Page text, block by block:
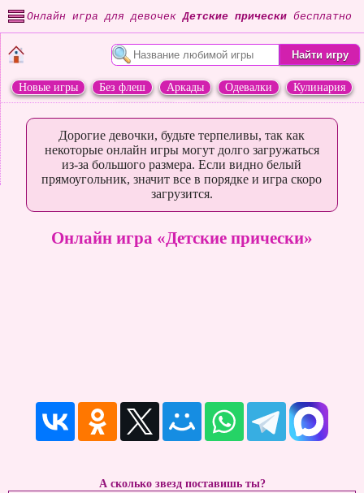
Онлайн игра для девочекДетские прически бесплатно
Новые игры Без флеш Аркады Одевалки
Кулинария
Дорогие девочки, будьте терпеливы, так как
некоторые онлайн игры могут долго загружаться
из-за большого размера. Если видно белый
прямоугольник, значит все в порядке и игра скоро
загрузится.
Онлайн игра «Детские прически»
А сколько звезд поставишь ты?